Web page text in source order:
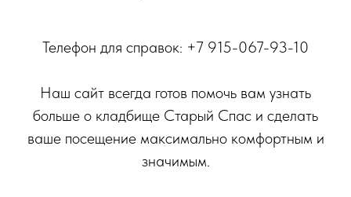
Телефон для справок: +7 915-067-93-10
Наш сайт всегда готов помочь вам узнать
больше о кладбище Старый Спас и сделать
ваше посещение максимально комфортным и
значимым.